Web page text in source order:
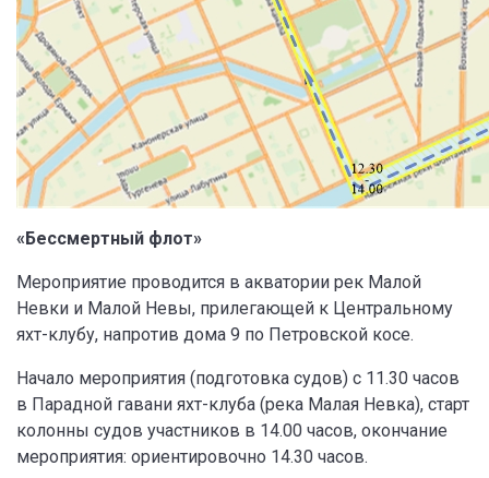
«Бессмертный флот»
Мероприятие проводится в акватории рек Малой
Невки и Малой Невы, прилегающей к Центральному
яхт-клубу, напротив дома 9 по Петровской косе.
Начало мероприятия (подготовка судов) с 11.30 часов
в Парадной гавани яхт-клуба (река Малая Невка), старт
колонны судов участников в 14.00 часов, окончание
мероприятия: ориентировочно 14.30 часов.